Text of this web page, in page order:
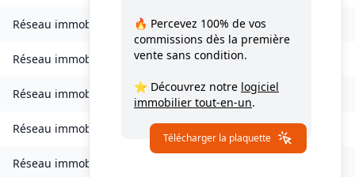
Réseau immobilier Chessy(77700)
Réseau immobilier Combs-la-Ville (77380)
Réseau immobilier Compans(77290)
Réseau immobilier Condé-Sainte-Libiaire
Réseau immobilier
🔥 Percevez 100% de vos
commissions dès la première
vente sans condition.
⭐ Découvrez notre logiciel
immobilier tout-en-un.
Télécharger la plaquette